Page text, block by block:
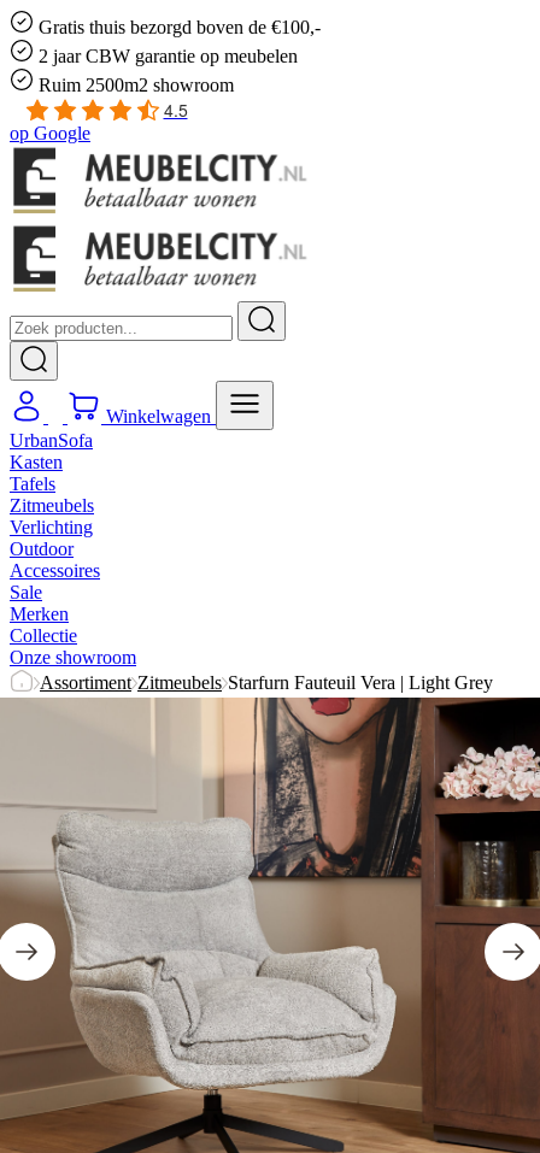
Gratis thuis bezorgd boven de €100,-
2 jaar CBW garantie op meubelen
Ruim 2500m2 showroom
4.5
op Google
Winkelwagen
UrbanSofa
Kasten
Tafels
Zitmeubels
Verlichting
Outdoor
Accessoires
Sale
Merken
Collectie
Onze showroom
Assortiment Zitmeubels Starfurn Fauteuil Vera | Light Grey